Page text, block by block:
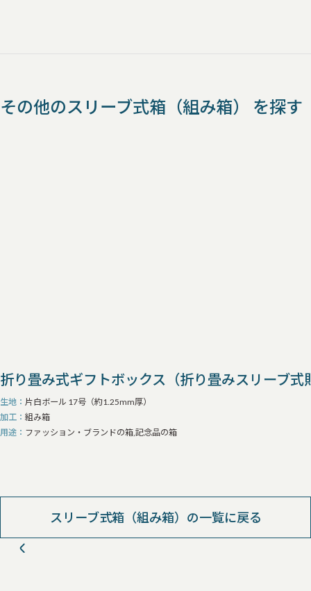
その他のスリーブ式箱（組み箱） を探す
折り畳み式ギフトボックス（折り畳みスリーブ式
生地
片白ボール 17号（約1.25mm厚）
加工
組み箱
用途
ファッション・ブランドの箱,記念品の箱
スリーブ式箱（組み箱）の一覧に戻る